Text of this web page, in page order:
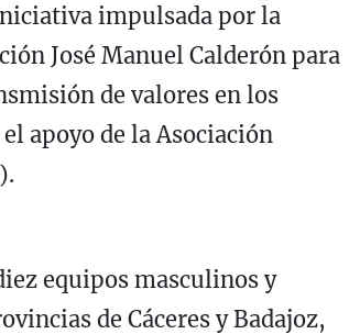
impulsada por la
José Manuel Calderón para
de valores en los
apoyo de la Asociación
equipos masculinos y
de Cáceres y Badajoz,